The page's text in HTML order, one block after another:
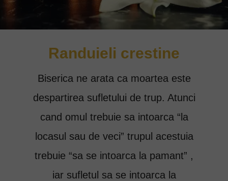
Biserica ne arata ca moartea este
despartirea sufletului de trup. Atunci
cand omul trebuie sa intoarca “la
locasul sau de veci” trupul acestuia
trebuie “sa se intoarca la pamant” ,
iar sufletul sa se intoarca la
Randuieli crestine